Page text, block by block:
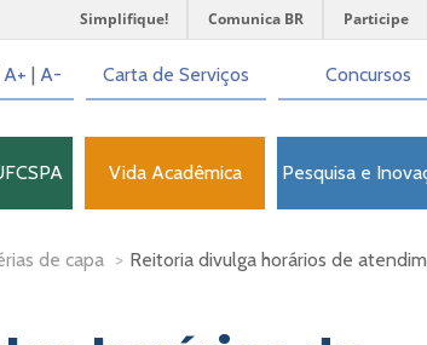
Simplifique! Comunica BR Participe
A+ | A- Carta de Serviços Concursos
Vida Acadêmica Pesquisa e
de capa > Reitoria divulga horários de